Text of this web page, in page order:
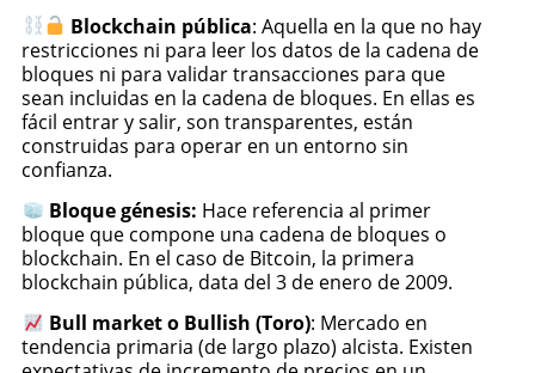
Blockchain pública: Aquella en la que no hay
restricciones ni para leer los datos de la cadena de
bloques ni para validar transacciones para que
sean incluidas en la cadena de bloques. En ellas es
fácil entrar y salir, son transparentes, están
construidas para operar en un entorno sin
confianza.
Bloque génesis: Hace referencia al primer
bloque que compone una cadena de bloques o
blockchain. En el caso de Bitcoin, la primera
blockchain pública, data del 3 de enero de 2009.
Bull market o Bullish (Toro): Mercado en
tendencia primaria (de largo plazo) alcista. Existen